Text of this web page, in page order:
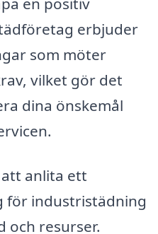
erbjuder
som möter
vilket gör det
dina önskemål
anlita ett
för industristädning
och resurser.